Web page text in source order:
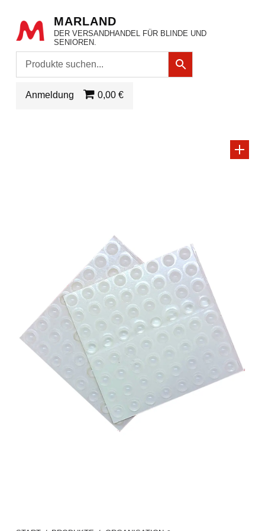
MARLAND
DER VERSANDHANDEL FÜR BLINDE UND
SENIOREN.
Anmeldung 0,00 €